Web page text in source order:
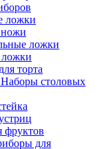
ложки
ножи
ложки
торта
Наборы столовых
для